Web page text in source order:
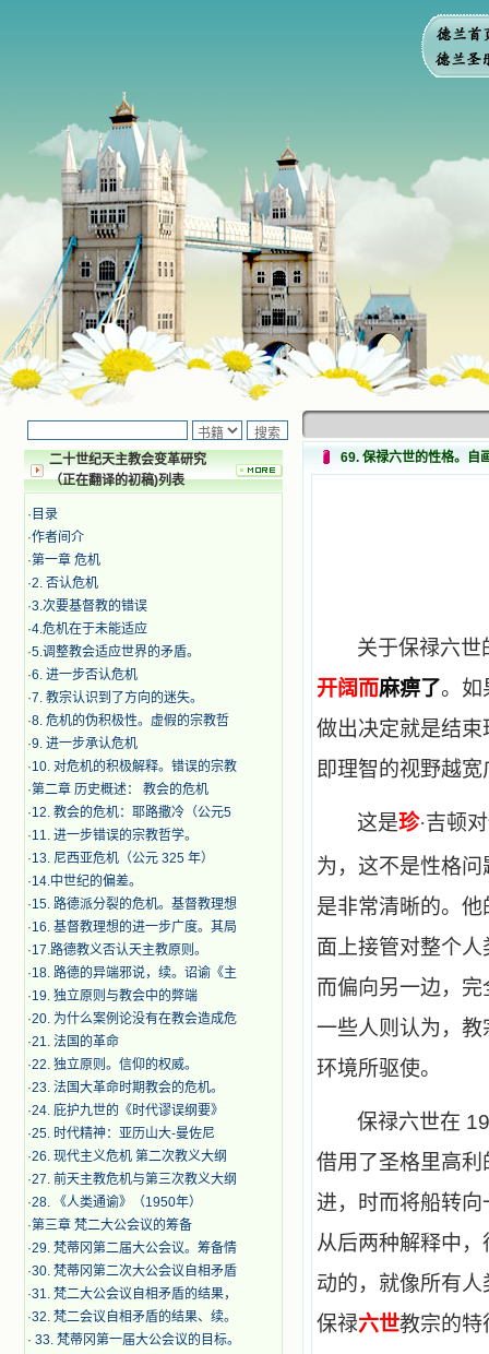
二十世纪天主教会变革研究
（正在翻译的初稿)列表
· 目录
·作者间介
·第一章 危机
·2. 否认危机
·3.次要基督教的错误
·4.危机在于未能适应
·5.调整教会适应世界的矛盾。
·6. 进一步否认危机
·7. 教宗认识到了方向的迷失。
·8. 危机的伪积极性。虚假的宗教哲
·9. 进一步承认危机
·10. 对危机的积极解释。错误的宗教
·第二章 历史概述： 教会的危机
·12. 教会的危机：耶路撒冷（公元5
·11. 进一步错误的宗教哲学。
·13. 尼西亚危机（公元 325 年）
·14.中世纪的偏差。
·15. 路德派分裂的危机。基督教理想
·16. 基督教理想的进一步广度。其局
·17.路德教义否认天主教原则。
·18. 路德的异端邪说，续。诏谕《主
·19. 独立原则与教会中的弊端
·20. 为什么案例论没有在教会造成危
·21. 法国的革命
·22. 独立原则。信仰的权威。
·23. 法国大革命时期教会的危机。
·24. 庇护九世的《时代谬误纲要》
·25. 时代精神：亚历山大-曼佐尼
·26. 现代主义危机 第二次教义大纲
·27. 前天主教危机与第三次教义大纲
·28. 《人类通谕》（1950年）
·第三章 梵二大公会议的筹备
·29. 梵蒂冈第二届大公会议。筹备情
·30. 梵蒂冈第二次大公会议自相矛盾
·31. 梵二大公会议自相矛盾的结果，
·32. 梵二会议自相矛盾的结果、续。
· 33. 梵蒂冈第一届大公会议的目标。
69. 保禄六世的性格。自
关于保禄六世
开阔而麻痹了。如
做出决定就是结
即理智的视野越
这是珍·吉顿
为，这不是性格
是非常清晰的。
面上接管对整个
而偏向另一边，
一些人则认为，
环境所驱使。
保禄六世在
借用了圣格里高
进，时而将船转
从后两种解释中
动的，就像所有
保禄六世教宗的特